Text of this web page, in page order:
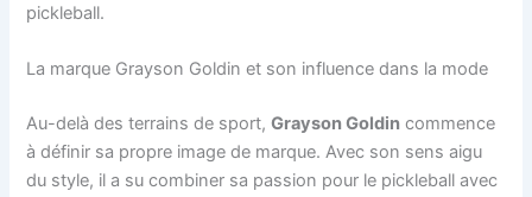
pickleball.
La marque Grayson Goldin et son influence dans la mode
Au-delà des terrains de sport,Grayson Goldin commence
à définir sa propre image de marque. Avec son sens aigu
du style, il a su combiner sa passion pour le pickleball avec